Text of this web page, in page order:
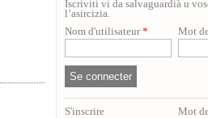
Iscriviti vi da salvaguardià u
l’asircizia.
Nom d'utilisateur* Mot
S'inscrire Mot